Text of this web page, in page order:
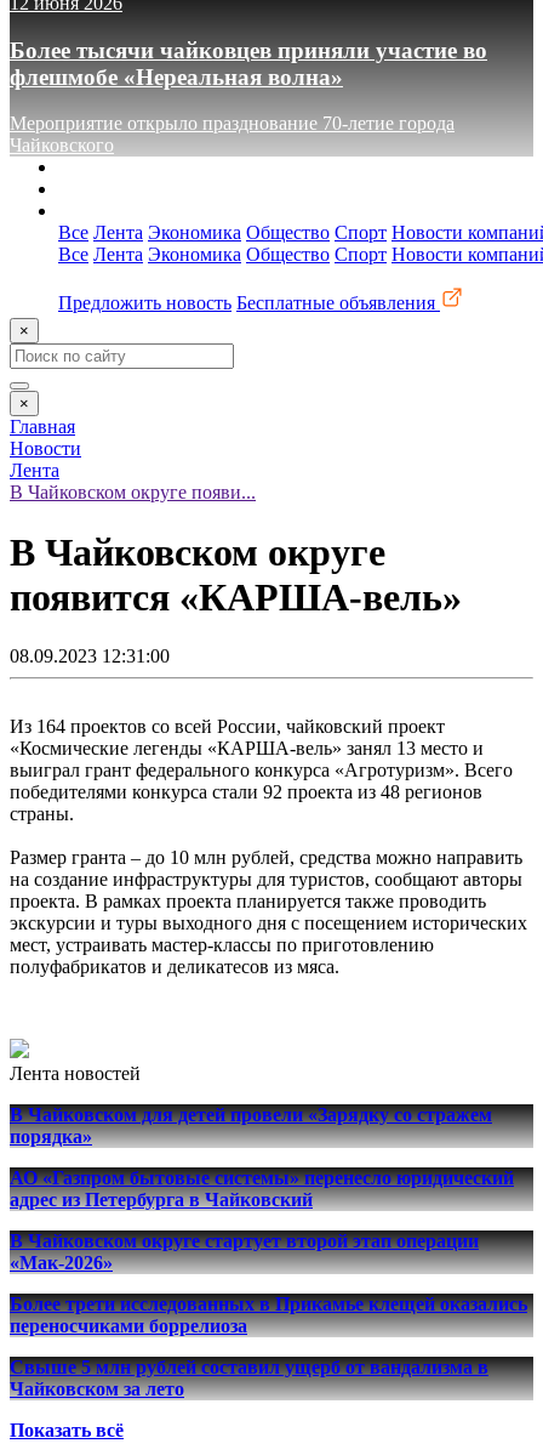
Более тысячи чайковцев приняли участие во
флешмобе «Нереальная волна»
Мероприятие открыло празднование 70-летие города
Чайковского
Все Лента Экономика Общество Спорт Новости
Все Лента Экономика Общество Спорт Новости
Предложить новость Бесплатные объявления
×
×
Главная
Новости
Лента
В Чайковском округе появи...
В Чайковском округе
появится «КАРША-вель»
08.09.2023 12:31:00
Из 164 проектов со всей России, чайковский проект
«Космические легенды «КАРША-вель» занял 13 место и
выиграл грант федерального конкурса «Агротуризм». Всего
победителями конкурса стали 92 проекта из 48 регионов
страны.
Размер гранта – до 10 млн рублей, средства можно направить
на создание инфраструктуры для туристов, сообщают авторы
проекта. В рамках проекта планируется также проводить
экскурсии и туры выходного дня с посещением исторических
мест, устраивать мастер-классы по приготовлению
полуфабрикатов и деликатесов из мяса.
Лента новостей
В Чайковском для детей провели «Зарядку со стражем
порядка»
АО «Газпром бытовые системы» перенесло юридический
адрес из Петербурга в Чайковский
В Чайковском округе стартует второй этап операции
«Мак-2026»
Более трети исследованных в Прикамье клещей оказались
переносчиками боррелиоза
Свыше 5 млн рублей составил ущерб от вандализма в
Чайковском за лето
Показать всё